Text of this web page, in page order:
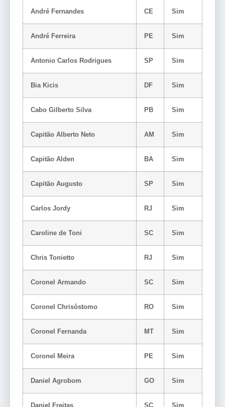
André Fernandes CE Sim
André Ferreira PE Sim
Antonio Carlos Rodrigues SP Sim
Bia Kicis DF Sim
Cabo Gilberto Silva PB Sim
Capitão Alberto Neto AM Sim
Capitão Alden BA Sim
Capitão Augusto SP Sim
Carlos Jordy RJ Sim
Caroline de Toni SC Sim
Chris Tonietto RJ Sim
Coronel Armando SC Sim
Coronel Chrisóstomo RO Sim
Coronel Fernanda MT Sim
Coronel Meira PE Sim
Daniel Agrobom GO Sim